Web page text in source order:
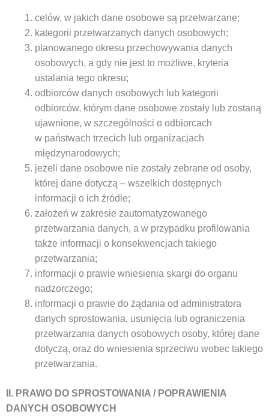
celów, w jakich dane osobowe są przetwarzane;
kategorii przetwarzanych danych osobowych;
planowanego okresu przechowywania danych
osobowych, a gdy nie jest to możliwe, kryteria
ustalania tego okresu;
odbiorców danych osobowych lub kategorii
odbiorców, którym dane osobowe zostały lub zostaną
ujawnione, w szczególności o odbiorcach
w państwach trzecich lub organizacjach
międzynarodowych;
jeżeli dane osobowe nie zostały zebrane od osoby,
której dane dotyczą – wszelkich dostępnych
informacji o ich źródle;
założeń w zakresie zautomatyzowanego
przetwarzania danych, a w przypadku profilowania
także informacji o konsekwencjach takiego
przetwarzania;
informacji o prawie wniesienia skargi do organu
nadzorczego;
informacji o prawie do żądania od administratora
danych sprostowania, usunięcia lub ograniczenia
przetwarzania danych osobowych osoby, której dane
dotyczą, oraz do wniesienia sprzeciwu wobec takiego
przetwarzania.
II. PRAWO DO SPROSTOWANIA / POPRAWIENIA
DANYCH OSOBOWYCH